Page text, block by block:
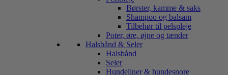
Børster, kamme & saks
Shampoo og balsam
Tilbehør til pelspleje
Poter, øre, øjne og tænder
Halsbånd & Seler
Halsbånd
Seler
Hundeliner & hundesnore